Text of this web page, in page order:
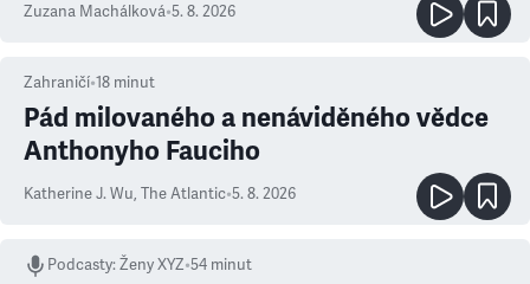
Zuzana Machálková•5. 8. 2026
Zahraničí•18 minut
Pád milovaného a nenáviděného vědce
Anthonyho Fauciho
Katherine J. Wu, The Atlantic•5. 8. 2026
Podcasty:Ženy XYZ•54 minut